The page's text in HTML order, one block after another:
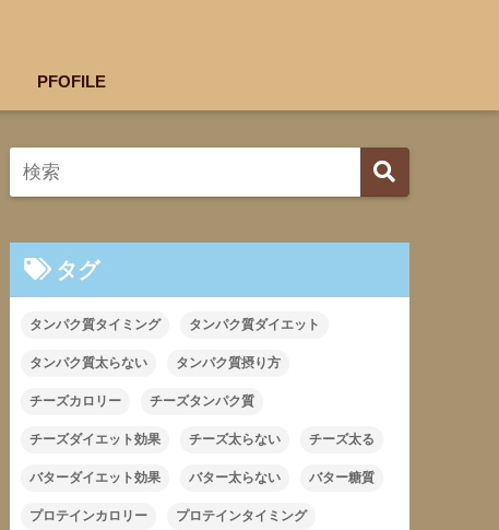
PFOFILE
タグ
タンパク質タイミング タンパク質ダイエット
タンパク質太らない タンパク質摂り方
チーズカロリー チーズタンパク質
チーズダイエット効果 チーズ太らない チーズ太る
バターダイエット効果 バター太らない バター糖質
プロテインカロリー プロテインタイミング